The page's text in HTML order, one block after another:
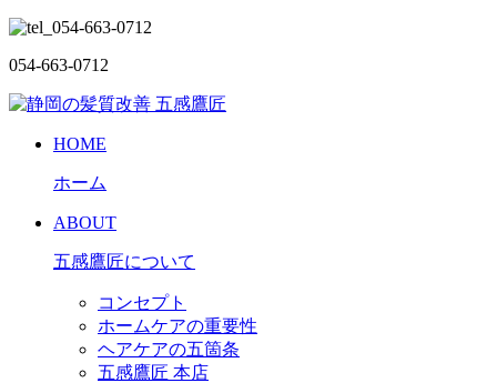
054-663-0712
HOME
ホーム
ABOUT
五感鷹匠について
コンセプト
ホームケアの重要性
ヘアケアの五箇条
五感鷹匠 本店